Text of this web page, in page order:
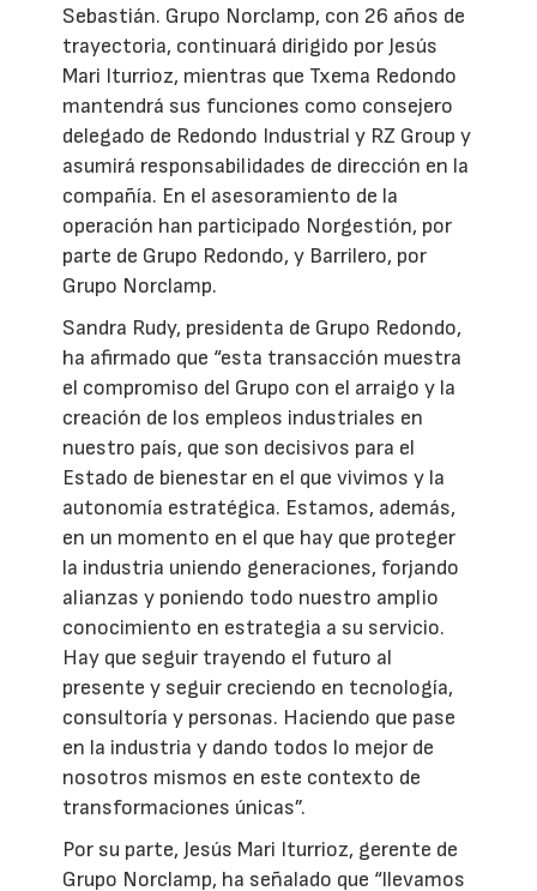
Sebastián. Grupo Norclamp, con 26 años de
trayectoria, continuará dirigido por Jesús
Mari Iturrioz, mientras que Txema Redondo
mantendrá sus funciones como consejero
delegado de Redondo Industrial y RZ Group y
asumirá responsabilidades de dirección en la
compañía. En el asesoramiento de la
operación han participado Norgestión, por
parte de Grupo Redondo, y Barrilero, por
Grupo Norclamp.
Sandra Rudy, presidenta de Grupo Redondo,
ha afirmado que “esta transacción muestra
el compromiso del Grupo con el arraigo y la
creación de los empleos industriales en
nuestro país, que son decisivos para el
Estado de bienestar en el que vivimos y la
autonomía estratégica. Estamos, además,
en un momento en el que hay que proteger
la industria uniendo generaciones, forjando
alianzas y poniendo todo nuestro amplio
conocimiento en estrategia a su servicio.
Hay que seguir trayendo el futuro al
presente y seguir creciendo en tecnología,
consultoría y personas. Haciendo que pase
en la industria y dando todos lo mejor de
nosotros mismos en este contexto de
transformaciones únicas”.
Por su parte, Jesús Mari Iturrioz, gerente de
Grupo Norclamp, ha señalado que “llevamos